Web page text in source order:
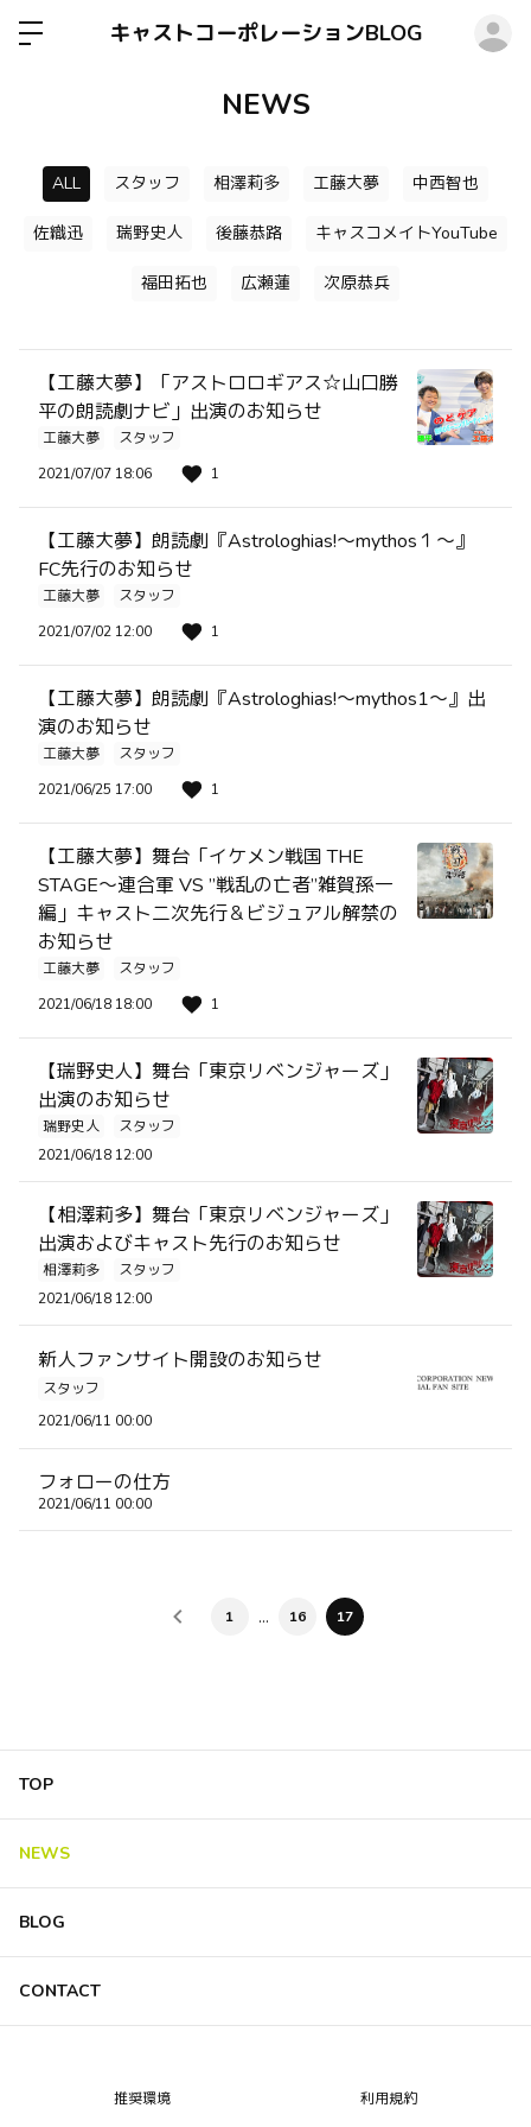
キャストコーポレーションBLOG
NEWS
ALL スタッフ 相澤莉多 工藤大夢 中西智也
佐織迅 瑞野史人 後藤恭路 キャスコメイトYouTube
福田拓也 広瀬蓮 次原恭兵
【工藤大夢】「アストロロギアス☆山口勝
平の朗読劇ナビ」出演のお知らせ
工藤大夢
スタッフ
2021/07/07 18:06
1
【工藤大夢】朗読劇『Astrologhias!～mythos１～』
FC先行のお知らせ
工藤大夢
スタッフ
2021/07/02 12:00
1
【工藤大夢】朗読劇『Astrologhias!～mythos1～』出
演のお知らせ
工藤大夢
スタッフ
2021/06/25 17:00
1
【工藤大夢】舞台「イケメン戦国 THE
STAGE～連合軍 VS ”戦乱の亡者”雑賀孫一
編」キャスト二次先行＆ビジュアル解禁の
お知らせ
工藤大夢
スタッフ
2021/06/18 18:00
1
【瑞野史人】舞台「東京リベンジャーズ」
出演のお知らせ
瑞野史人
スタッフ
2021/06/18 12:00
【相澤莉多】舞台「東京リベンジャーズ」
出演およびキャスト先行のお知らせ
相澤莉多
スタッフ
2021/06/18 12:00
新人ファンサイト開設のお知らせ
スタッフ
2021/06/11 00:00
フォローの仕方
2021/06/11 00:00
1 … 16 17
TOP
NEWS
BLOG
CONTACT
推奨環境 利用規約